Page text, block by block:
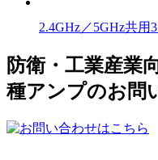
2.4GHz／5GHz共用
防衛・工業産業
種アンプのお問